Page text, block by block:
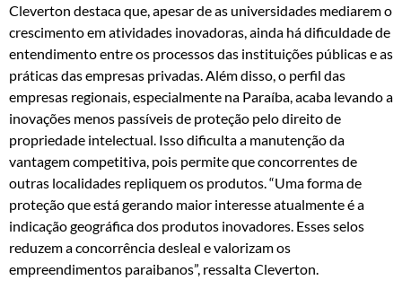
Cleverton destaca que, apesar de as universidades mediarem o
crescimento em atividades inovadoras, ainda há dificuldade de
entendimento entre os processos das instituições públicas e as
práticas das empresas privadas. Além disso, o perfil das
empresas regionais, especialmente na Paraíba, acaba levando a
inovações menos passíveis de proteção pelo direito de
propriedade intelectual. Isso dificulta a manutenção da
vantagem competitiva, pois permite que concorrentes de
outras localidades repliquem os produtos. “Uma forma de
proteção que está gerando maior interesse atualmente é a
indicação geográfica dos produtos inovadores. Esses selos
reduzem a concorrência desleal e valorizam os
empreendimentos paraibanos”, ressalta Cleverton.